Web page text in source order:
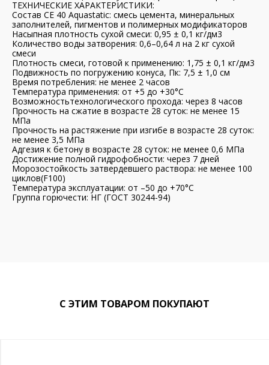
ТЕХНИЧЕСКИЕ ХАРАКТЕРИСТИКИ:
Состав CE 40 Aquastatic: смесь цемента, минеральных
заполнителей, пигментов и полимерных модификаторов
Насыпная плотность сухой смеси: 0,95 ± 0,1 кг/дм3
Количество воды затворения: 0,6–0,64 л на 2 кг сухой
смеси
Плотность смеси, готовой к применению: 1,75 ± 0,1 кг/дм3
Подвижность по погружению конуса, Пк: 7,5 ± 1,0 см
Время потребления: не менее 2 часов
Температура применения: от +5 до +30°C
Возможностьтехнологического прохода: через 8 часов
Прочность на сжатие в возрасте 28 суток: не менее 15
МПа
Прочность на растяжение при изгибе в возрасте 28 суток:
не менее 3,5 МПа
Адгезия к бетону в возрасте 28 суток: не менее 0,6 МПа
Достижение полной гидрофобности: через 7 дней
Морозостойкость затвердевшего раствора: не менее 100
циклов(F100)
Температура эксплуатации: от –50 до +70°C
Группа горючести: НГ (ГОСТ 30244-94)
С ЭТИМ ТОВАРОМ ПОКУПАЮТ